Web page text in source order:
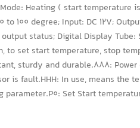
Heating ( start
to 100 degree; Input: DC 12V;
status; Digital Display
to set start temperature, stop
sturdy and durable.888:
is fault.HHH: In use, means the
parameter.P0: Set Start